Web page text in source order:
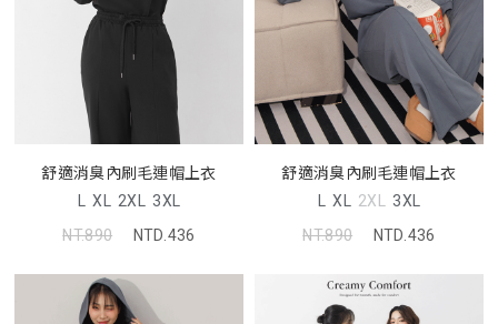
舒適消臭內刷毛連帽上衣
L XL 2XL 3XL
NT.890
NTD.436
舒適消臭內刷毛連帽上衣
L XL 2XL 3XL
NT.890
NTD.436